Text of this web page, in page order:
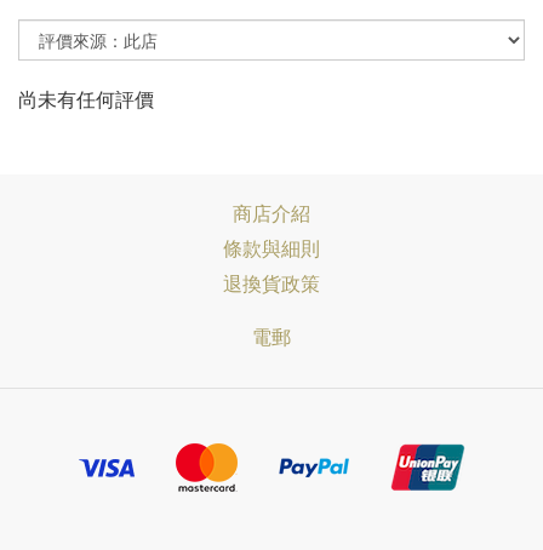
尚未有任何評價
商店介紹
條款與細則
退換貨政策
電郵